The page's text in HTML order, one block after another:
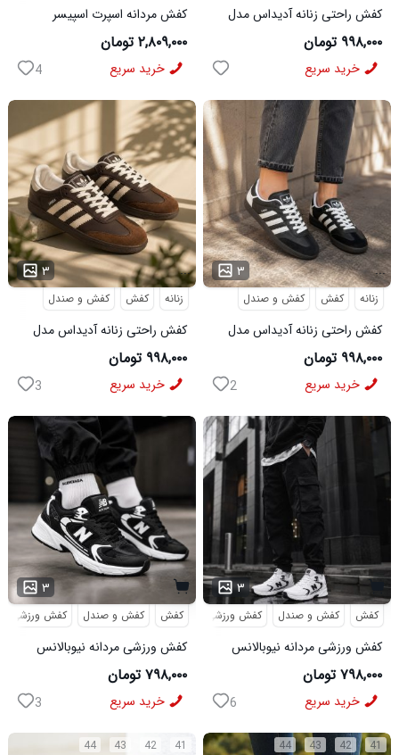
کفش مردانه اسپرت اسپیسر
50728
۲,۸۰۹,۰۰۰ تومان
خرید سریع 4
کفش راحتی زنانه آدیداس مدل
سامبا سفید
۹۹۸,۰۰۰ تومان
خرید سریع
۳ ...
زنانه کفش کفش و صندل
کفش راحتی زنانه آدیداس مدل
سامبا قهوه ای
۹۹۸,۰۰۰ تومان
خرید سریع 3
۳ ...
زنانه کفش کفش و صندل
کفش راحتی زنانه آدیداس مدل
سامبا مشکی
۹۹۸,۰۰۰ تومان
خرید سریع 2
۳
کفش کفش و صندل کفش ورزشی
کفش ورزشی مردانه نیوبالانس
مدل NB مشکی
۷۹۸,۰۰۰ تومان
خرید سریع 3
۳
کفش کفش و صندل کفش ورزشی
کفش ورزشی مردانه نیوبالانس
مدل NB سفید
۷۹۸,۰۰۰ تومان
خرید سریع 6
41
42
43
44 41
42
43
44